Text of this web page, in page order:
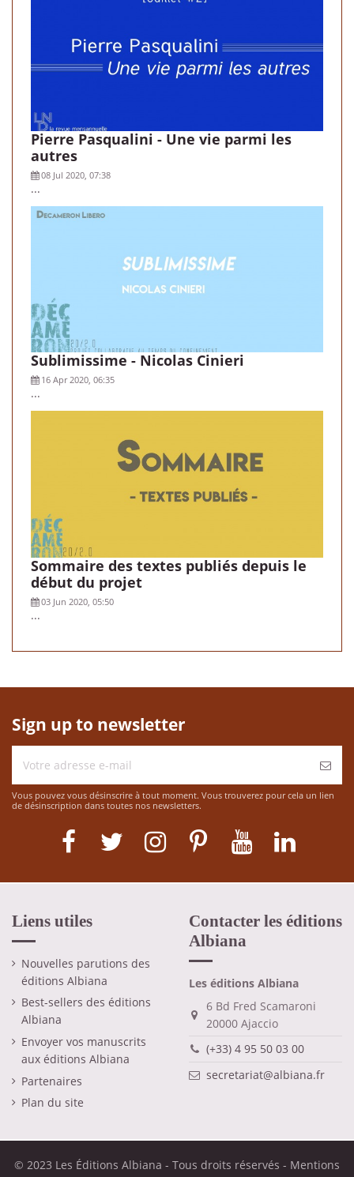
Pierre Pasqualini - Une vie parmi les
autres
08 Jul 2020, 07:38
...
Sublimissime - Nicolas Cinieri
16 Apr 2020, 06:35
...
Sommaire des textes publiés depuis le
début du projet
03 Jun 2020, 05:50
...
Sign up to newsletter
Vous pouvez vous désinscrire à tout moment. Vous trouverez pour cela un lien
de désinscription dans toutes nos newsletters.
Liens utiles
Nouvelles parutions des
éditions Albiana
Best-sellers des éditions
Albiana
Envoyer vos manuscrits
aux éditions Albiana
Partenaires
Plan du site
Contacter les éditions
Albiana
Les éditions Albiana
6 Bd Fred Scamaroni
20000 Ajaccio
(+33) 4 95 50 03 00
secretariat@albiana.fr
© 2023 Les Éditions Albiana - Tous droits réservés - Mentions